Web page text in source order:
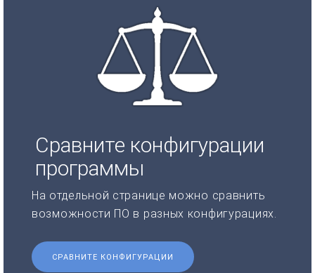
Сравните конфигурации
программы
На отдельной странице можно сравнить
возможности ПО в разных конфигурациях.
СРАВНИТЕ КОНФИГУРАЦИИ